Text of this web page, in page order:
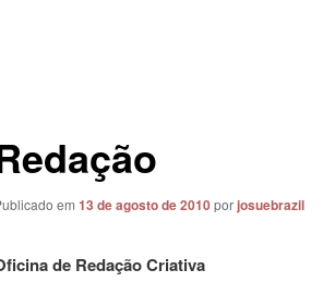
em 13 de agosto de 2010porjosuebrazil
de Redação Criativa